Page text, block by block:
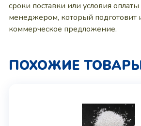
сроки поставки или условия
менеджером, который подготовит
коммерческое предложение.
ПОХОЖИЕ